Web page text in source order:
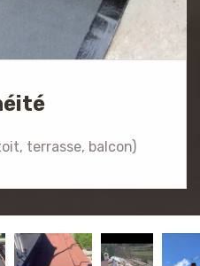
terrasse, balcon)